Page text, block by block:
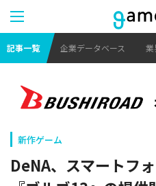
記事一覧 企業データベース 業
新作ゲーム
DeNA、スマートフ